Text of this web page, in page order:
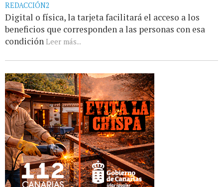
REDACCIÓN2
Digital o física, la tarjeta facilitará el acceso a los
beneficios que corresponden a las personas con esa
condición Leer más...